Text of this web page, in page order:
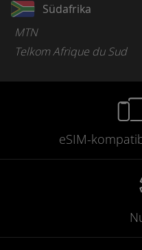
Südafrika
MTN
Telkom Afrique du Sud
eSIM-